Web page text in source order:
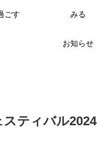
ごす みる
お知らせ
ティバル2024